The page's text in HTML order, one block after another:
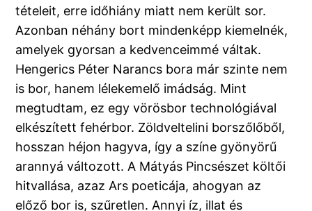
tételeit, erre időhiány miatt nem került sor.
Azonban néhány bort mindenképp kiemelnék,
amelyek gyorsan a kedvenceimmé váltak.
Hengerics Péter Narancs bora már szinte nem
is bor, hanem lélekemelő imádság. Mint
megtudtam, ez egy vörösbor technológiával
elkészített fehérbor. Zöldveltelini borszőlőből,
hosszan héjon hagyva, így a színe gyönyörű
arannyá változott. A Mátyás Pincsészet költői
hitvallása, azaz Ars poeticája, ahogyan az
előző bor is, szűretlen. Annyi íz, illat és